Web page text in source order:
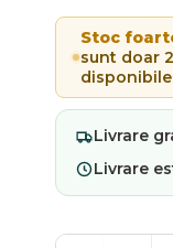
Stoc
sunt doar
Livrare
Livrare